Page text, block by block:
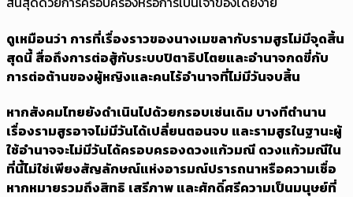
ดูเหมือนว่า การที่เรื่องราวของนางเมขลากับรามสูรไม่มีจุดสิ้น
สุดนี้ สื่อถึงการต่อสู้กับระบบปิตาธิปไตยและอำนาจกดขี่กับ
การต่อต้านของผู้หญิงและคนไร้อำนาจที่ไม่มีวันจบสิ้น
หากสังคมไทยยังดำเนินไปด้วยกรอบเช่นเดิม บางทีตำนาน
เรื่องรามสูรอาจไม่มีวันได้เปลี่ยนตอนจบ และรามสูรในฐานะผู้
ใช้อำนาจจะไม่มีวันได้ครอบครองดวงแก้วมณี ดวงแก้วมณีใน
ที่นี้ไม่ใช่เพียงสัญลักษณ์แห่งอารมณ์ปรารถนาหรือความเชื่อ
หากหมายรวมถึงสิทธิ เสรีภาพ และศักดิ์ศรีความเป็นมนุษย์ที่